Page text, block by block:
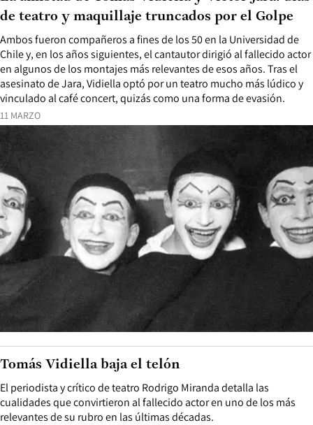
11 MARZO
Ambos fueron compañeros a fines de los 50 en la Universidad de
Chile y, en los años siguientes, el cantautor dirigió al fallecido actor
en algunos de los montajes más relevantes de esos años. Tras el
asesinato de Jara, Vidiella optó por un teatro mucho más lúdico y
vinculado al café concert, quizás como una forma de evasión.
de teatro y maquillaje truncados por el Golpe
El periodista y crítico de teatro Rodrigo Miranda detalla las
cualidades que convirtieron al fallecido actor en uno de los más
relevantes de su rubro en las últimas décadas.
Tomás Vidiella baja el telón